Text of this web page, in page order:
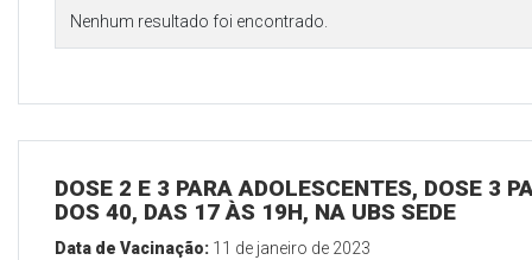
Nenhum resultado foi encontrado.
DOSE 2 E 3 PARA ADOLESCENTES, DOSE 3
DOS 40, DAS 17 ÀS 19H, NA UBS SEDE
Data de Vacinação: 11 de janeiro de 2023